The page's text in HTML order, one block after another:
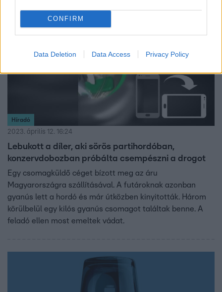
CONFIRM
Data Deletion Data Access Privacy Policy
Híradó
2023. április 12. 16:24
Lebukott a díler, aki sörös partihordóban,
konzervdobozban próbálta csempészni a drogot
Egy csomagküldő céget bízott meg az áru
Magyarországra szállításával. A futároknak azonban
gyanús lett a hordó és már útközben kinyitották. Három
körülbelül egy kilós gyanús csomagot találtak benne. A
feladó ellen most emeltek vádat.